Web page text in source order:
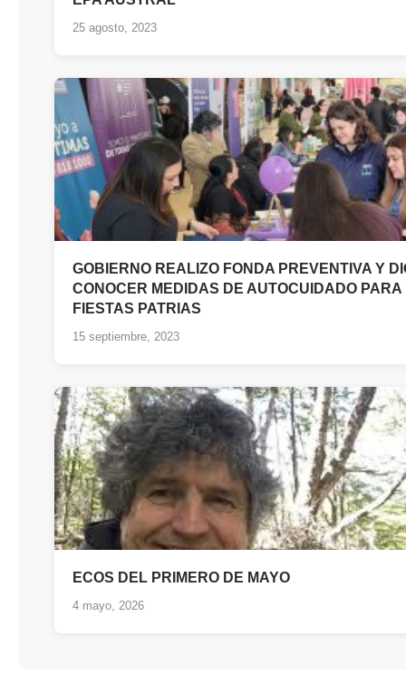
25 agosto, 2023
GOBIERNO REALIZO FONDA PREVENTIVA Y
CONOCER MEDIDAS DE AUTOCUIDADO PARA
FIESTAS PATRIAS
15 septiembre, 2023
ECOS DEL PRIMERO DE MAYO
4 mayo, 2026